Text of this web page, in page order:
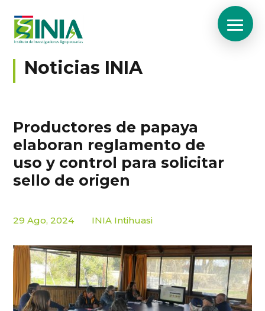
Noticias INIA
Productores de papaya
elaboran reglamento de
uso y control para solicitar
sello de origen
29 Ago, 2024 INIA Intihuasi